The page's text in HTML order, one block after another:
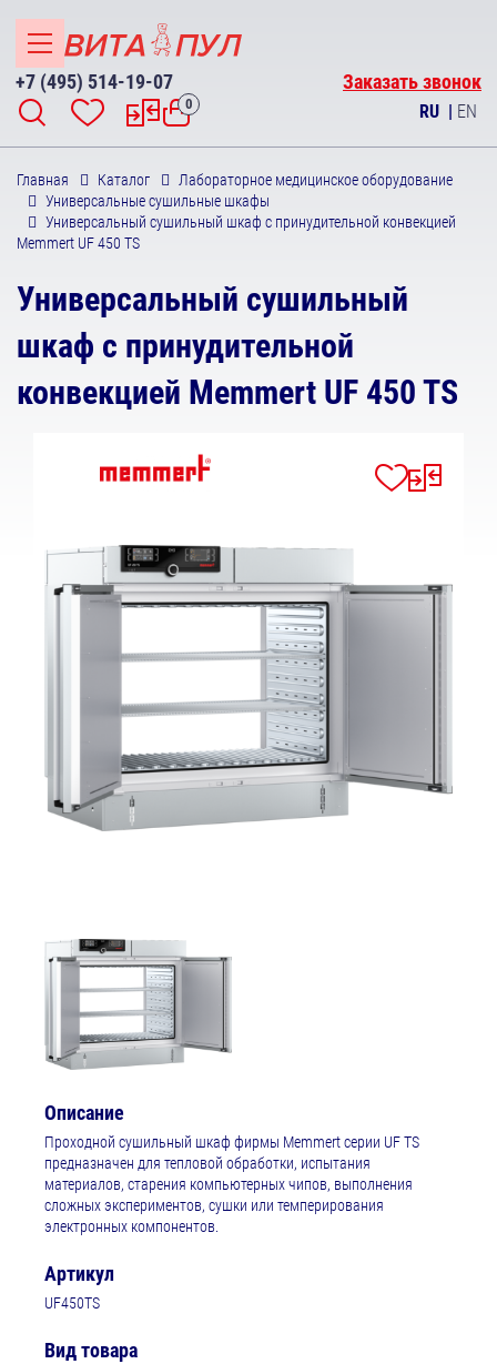
+7 (495) 514-19-07 Заказать звонок
0 RU | EN
Главная Каталог
Лабораторное медицинское оборудование
Универсальные сушильные шкафы
Универсальный сушильный шкаф с принудительной конвекцией
Memmert UF 450 TS
Универсальный сушильный
шкаф с принудительной
конвекцией Memmert UF 450 TS
Описание
Проходной сушильный шкаф фирмы Memmert серии UF TS
предназначен для тепловой обработки, испытания
материалов, старения компьютерных чипов, выполнения
сложных экспериментов, сушки или темперирования
электронных компонентов.
Артикул
UF450TS
Вид товара